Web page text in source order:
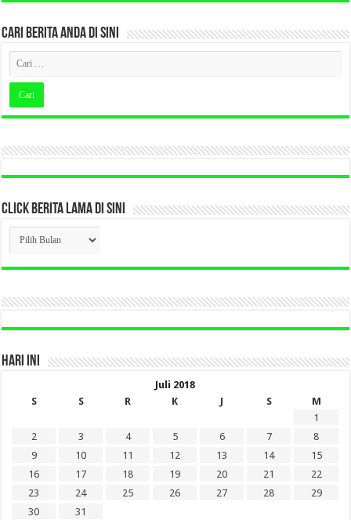
CARI BERITA ANDA DI SINI
CLICK BERITA LAMA DI SINI
CLICK
BERITA
LAMA
DI
HARI INI
Juli 2018
S
S R K J S
M
1
2
3 4 5 6 7
8
9
10 11 12 13 14
15
16
17 18 19 20 21
22
23
24 25 26 27 28
29
30
31